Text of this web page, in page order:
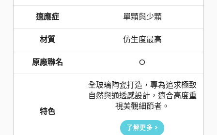
適應症 單顆與少顆
材質 仿生度最高
原廠聯名 O
特色
全玻璃陶瓷打造，專為追求極致
自然與通透感設計，適合高度重
視美觀細節者。
了解更多 >